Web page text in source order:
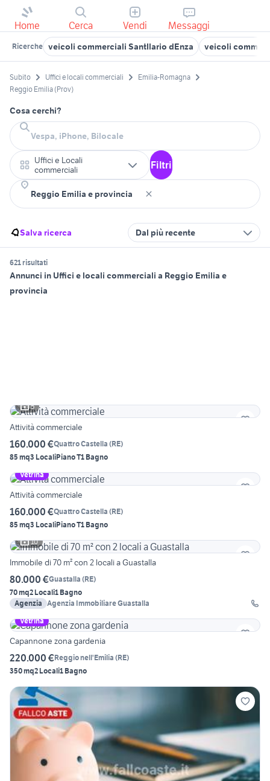
Home Cerca Vendi Messaggi
Ricerche veicoli commerciali SantIlario dEnza veicoli
Subito Uffici e locali commerciali
Emilia-Romagna
Reggio Emilia (Prov)
Cosa cerchi?
Uffici e Locali
commerciali
Filtri
Salva ricerca Dal più recente
621 risultati
Annunci in Uffici e locali commerciali a Reggio Emilia e
provincia
5
Attività commerciale
160.000 €Quattro Castella (RE)
85 mq3 LocaliPiano T1 Bagno
Vetrina
Attività commerciale
160.000 €Quattro Castella (RE)
85 mq3 LocaliPiano T1 Bagno
10
Immobile di 70 m² con 2 locali a Guastalla
80.000 €Guastalla (RE)
70 mq2 Locali1 Bagno
Agenzia Agenzia Immobiliare Guastalla
Vetrina
Capannone zona gardenia
220.000 €Reggio nell'Emilia (RE)
350 mq2 Locali1 Bagno